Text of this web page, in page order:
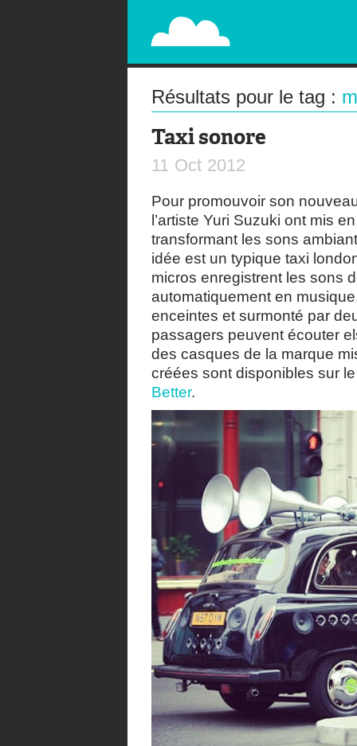
PAPERPLANE
STREET, AMBIENT, GUÉRILLA MARKETING
Résultats pour le tag :
Taxi sonore
11 Oct 2012
Pour promouvoir son
l’artiste Yuri Suzuki ont mis
transformant les sons
idée est un typique taxi
micros enregistrent les sons
automatiquement en
enceintes et surmonté par
passagers peuvent écouter
des casques de la marque
créées sont disponibles sur
Better.